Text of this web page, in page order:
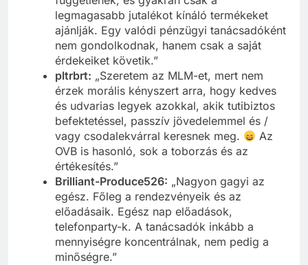
legmagasabb jutalékot kínáló termékeket
ajánlják. Egy valódi pénzügyi tanácsadóként
nem gondolkodnak, hanem csak a saját
érdekeiket követik.”
pltrbrt: „Szeretem az MLM-et, mert nem
érzek morális kényszert arra, hogy kedves
és udvarias legyek azokkal, akik tutibiztos
befektetéssel, passzív jövedelemmel és /
vagy csodalekvárral keresnek meg.
Az
OVB is hasonló, sok a toborzás és az
értékesítés.”
Brilliant-Produce526: „Nagyon gagyi az
egész. Főleg a rendezvényeik és az
előadásaik. Egész nap előadások,
telefonparty-k. A tanácsadók inkább a
mennyiségre koncentrálnak, nem pedig a
minőségre.”